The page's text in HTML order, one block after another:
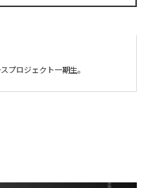
プロジェクト一期生。